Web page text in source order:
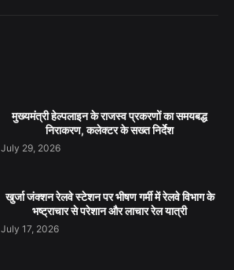
मुख्यमंत्री हेल्पलाइन के राजस्व प्रकरणों का समयबद्ध
निराकरण, कलेक्टर के सख्त निर्देश
July 29, 2026
खुर्जा जंक्शन रेलवे स्टेशन पर भीषण गर्मी में रेलवे विभाग के
भष्ट्राचार से परेशान और लाचार रेल यात्री
July 17, 2026